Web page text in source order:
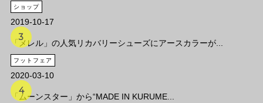
ショップ
2019-10-17
「メレル」の人気リカバリーシューズにアースカラーが...
フットフェア
2020-03-10
「ムーンスター」から“MADE IN KURUME...